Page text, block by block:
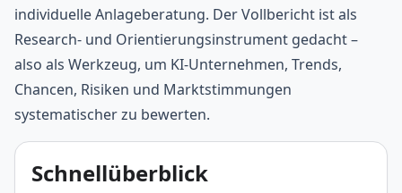
individuelle Anlageberatung. Der Vollbericht ist als
Research- und Orientierungsinstrument gedacht –
also als Werkzeug, um KI-Unternehmen, Trends,
Chancen, Risiken und Marktstimmungen
systematischer zu bewerten.
Schnellüberblick